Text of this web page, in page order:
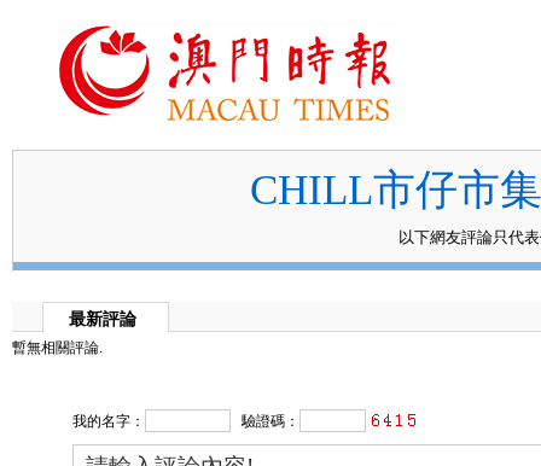
CHILL市仔市
以下網友評論只代
最新評論
暫無相關評論.
我的名字： 驗證碼：